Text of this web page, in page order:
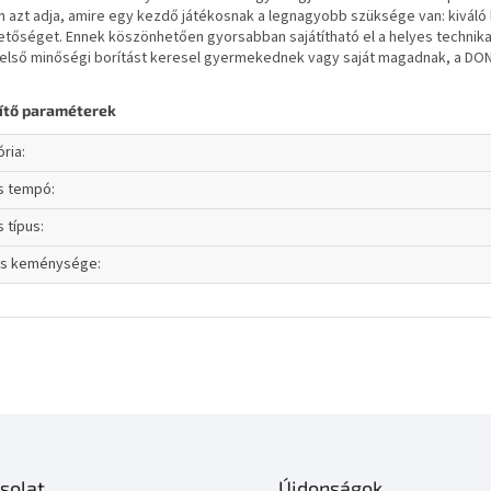
azt adja, amire egy kezdő játékosnak a legnagyobb szüksége van:
Ennek köszönhetően gyorsabban sajátítható el a helyes
minőségi borítást keresel gyermekednek vagy saját magadnak, a
paraméterek
:
tempó:
típus:
keménysége: